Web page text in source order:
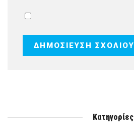
Κατηγορίες